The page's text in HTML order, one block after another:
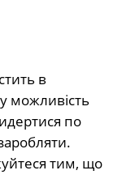
в
можливість
по
тим, що